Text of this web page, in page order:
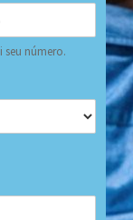
seu número.